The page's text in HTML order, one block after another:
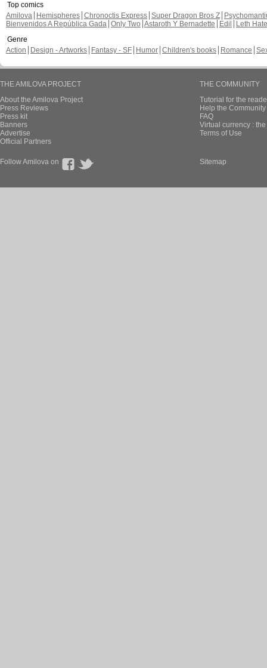
Top comics
Amilova
Hemispheres Chronoctis Express Super Dragon Bros Z
Bienvenidos A República Gada Only Two Astaroth Y Bernadette Edil
Leth Hate
Genre
Action
Design - Artworks Fantasy - SF Humor Children's books Romance
THE AMILOVA PROJECT
About the Amilova Project
Press Reviews
Press kit
Banners
Advertise
Official Partners
THE COMMUNITY
Tutorial for the
Help the
FAQ
Virtual currency :
Terms of Use
Follow Amilova on Sitemap